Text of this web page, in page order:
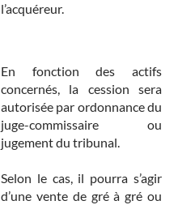
l’acquéreur.
En fonction des actifs
concernés, la cession sera
autorisée par ordonnance du
juge-commissaire ou
jugement du tribunal.
Selon le cas, il pourra s’agir
d’une vente de gré à gré ou